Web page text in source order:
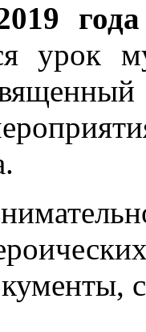
года
урок